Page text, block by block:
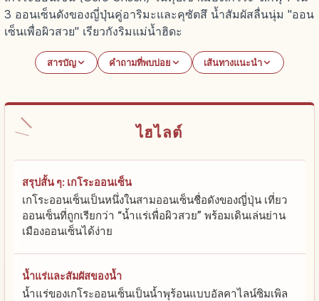
3 ออนเซ็นดังของญี่ปุ่นคู่อาริมะและคุซัตสึ น้ำสัมผัสลื่นนุ่ม "ออน
เซ็นเพื่อผิวสวย" เรียวกังริมแม่น้ำฮิดะ
สารบัญ คำถามที่พบบ่อย เส้นทางแนะนำ
ไฮไลต์
สรุปสั้น ๆ: เกโระออนเซ็น
เกโระออนเซ็นเป็นหนึ่งในสามออนเซ็นชื่อดังของญี่ปุ่น เที่ยว
ออนเซ็นที่ถูกเรียกว่า “น้ำแร่เพื่อผิวสวย” พร้อมเดินเล่นย่าน
เมืองออนเซ็นได้ง่าย
น้ำแร่และสัมผัสของน้ำ
น้ำแร่ของเกโระออนเซ็นเป็นน้ำพุร้อนแบบอัลคาไลน์ซิมเพิล